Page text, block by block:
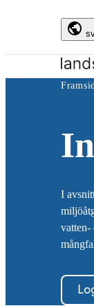
Klimat-
och
I
vatten-